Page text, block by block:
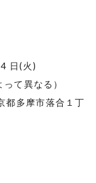
日(火)
て異なる）
都多摩市落合１丁